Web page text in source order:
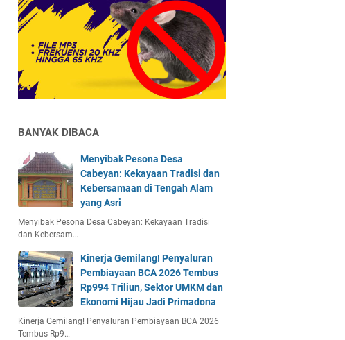
BANYAK DIBACA
Menyibak Pesona Desa
Cabeyan: Kekayaan Tradisi dan
Kebersamaan di Tengah Alam
yang Asri
Menyibak Pesona Desa Cabeyan: Kekayaan Tradisi
dan Kebersam…
Kinerja Gemilang! Penyaluran
Pembiayaan BCA 2026 Tembus
Rp994 Triliun, Sektor UMKM dan
Ekonomi Hijau Jadi Primadona
Kinerja Gemilang! Penyaluran Pembiayaan BCA 2026
Tembus Rp9…